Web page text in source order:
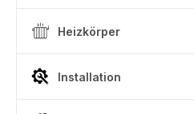
Heizkörper
Installation